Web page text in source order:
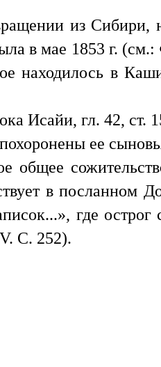
из Сибири,
в мае 1853 г. (см.:
находилось в
Исайи, гл. 42, ст.
ее
общее
в посланном
где острог
С. 252).